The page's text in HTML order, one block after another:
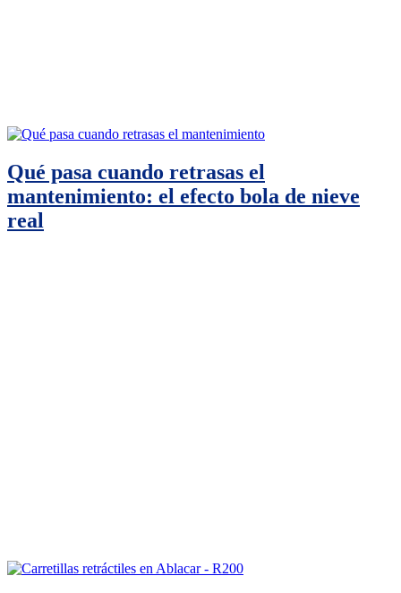
Qué pasa cuando retrasas el
mantenimiento: el efecto bola de nieve
real